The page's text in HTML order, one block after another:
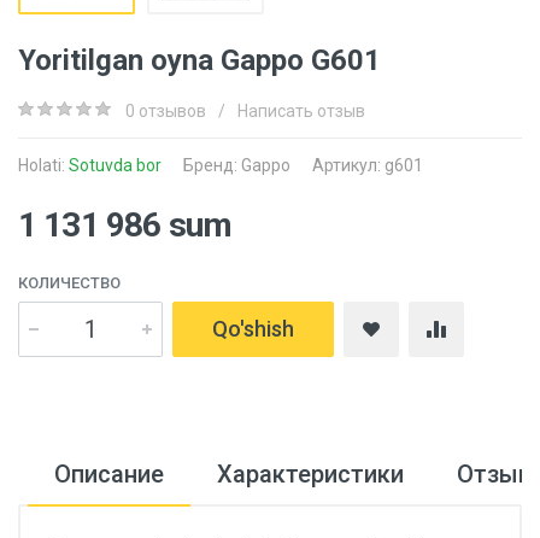
Yoritilgan oyna Gappo G601
0 отзывов / Написать отзыв
Holati: Sotuvda bor Бренд: Gappo Артикул: g601
1 131 986 sum
КОЛИЧЕСТВО
Qo'shish
Описание Характеристики